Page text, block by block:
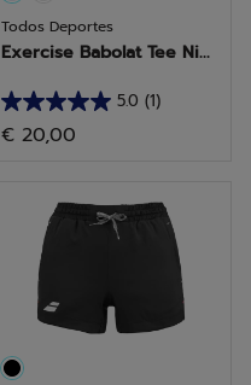
Todos Deportes
Exercise Babolat Tee Ni...
5.0 (1)
5.0
de
estrellas.
reseña
€ 20,00